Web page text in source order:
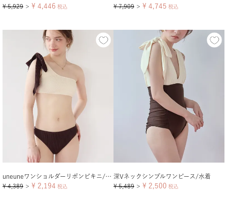
¥ 5,929 ＞ ¥ 4,446 税込
¥ 7,909 ＞ ¥ 4,745 税込
uneuneワンショルダーリボンビキニ/水着
¥ 4,389 ＞ ¥ 2,194 税込
深Vネックシンプルワンピース/水着
¥ 5,489 ＞ ¥ 2,500 税込